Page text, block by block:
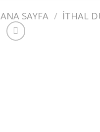
ANA SAYFA / İTHAL